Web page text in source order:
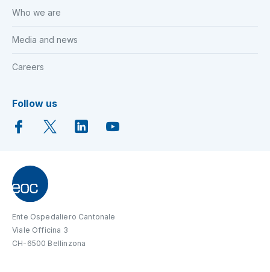
Who we are
Media and news
Careers
Follow us
Ente Ospedaliero Cantonale
Viale Officina 3
CH-6500 Bellinzona